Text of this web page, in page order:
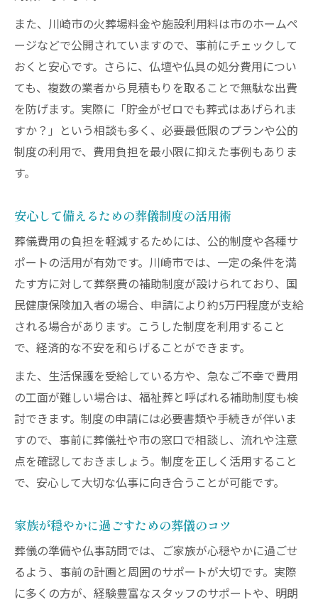
また、川崎市の火葬場料金や施設利用料は市のホームペ
ージなどで公開されていますので、事前にチェックして
おくと安心です。さらに、仏壇や仏具の処分費用につい
ても、複数の業者から見積もりを取ることで無駄な出費
を防げます。実際に「貯金がゼロでも葬式はあげられま
すか？」という相談も多く、必要最低限のプランや公的
制度の利用で、費用負担を最小限に抑えた事例もありま
す。
安心して備えるための葬儀制度の活用術
葬儀費用の負担を軽減するためには、公的制度や各種サ
ポートの活用が有効です。川崎市では、一定の条件を満
たす方に対して葬祭費の補助制度が設けられており、国
民健康保険加入者の場合、申請により約5万円程度が支給
される場合があります。こうした制度を利用すること
で、経済的な不安を和らげることができます。
また、生活保護を受給している方や、急なご不幸で費用
の工面が難しい場合は、福祉葬と呼ばれる補助制度も検
討できます。制度の申請には必要書類や手続きが伴いま
すので、事前に葬儀社や市の窓口で相談し、流れや注意
点を確認しておきましょう。制度を正しく活用すること
で、安心して大切な仏事に向き合うことが可能です。
家族が穏やかに過ごすための葬儀のコツ
葬儀の準備や仏事訪問では、ご家族が心穏やかに過ごせ
るよう、事前の計画と周囲のサポートが大切です。実際
に多くの方が、経験豊富なスタッフのサポートや、明朗